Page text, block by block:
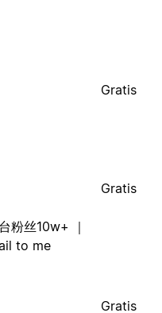
Gratis
粉丝10w+ ｜
to me
Gratis
Gratis